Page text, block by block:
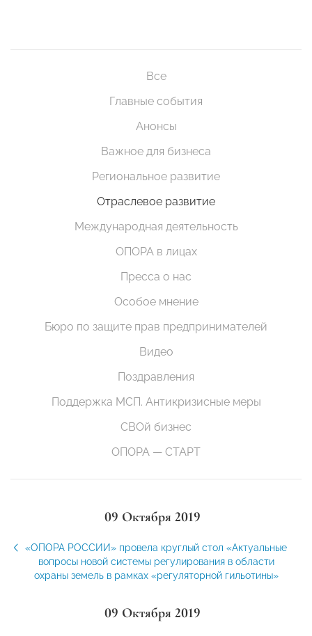
Все
Главные события
Анонсы
Важное для бизнеса
Региональное развитие
Отраслевое развитие
Международная деятельность
ОПОРА в лицах
Пресса о нас
Особое мнение
Бюро по защите прав предпринимателей
Видео
Поздравления
Поддержка МСП. Антикризисные меры
СВОй бизнес
ОПОРА — СТАРТ
09 Октября 2019
«ОПОРА РОССИИ» провела круглый стол «Актуальные
вопросы новой системы регулирования в области
охраны земель в рамках «регуляторной гильотины»
09 Октября 2019